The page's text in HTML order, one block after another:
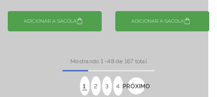
ADICIONAR A SACOLA ADICIONAR A SACOLA
Mostrando 1 -48de 167 total
1 2 3 4 PRÓXIMO